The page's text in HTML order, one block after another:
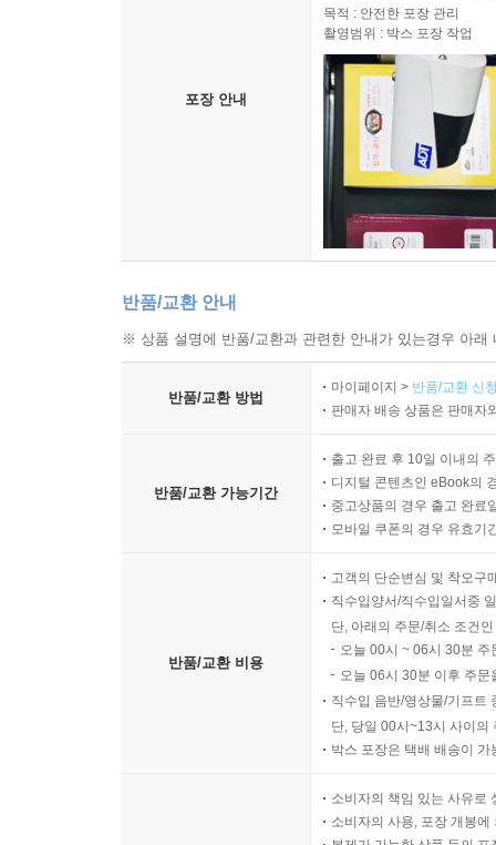
포장 안내
목적 : 안전한 포장 관리
촬영범위 : 박스 포장 작업
반품/교환 안내
※ 상품 설명에 반품/교환과 관련한 안내가 있는경우 아
반품/교환 방법
마이페이지 > 반품/교환 신
판매자 배송 상품은 판매자
반품/교환 가능기간
출고 완료 후 10일 이내의
디지털 콘텐츠인 eBook의
중고상품의 경우 출고 완료
모바일 쿠폰의 경우 유효기
반품/교환 비용
고객의 단순변심 및 착오구
직수입양서/직수입일서중
단, 아래의 주문/취소 조건
오늘 00시 ~ 06시 30분
오늘 06시 30분 이후 주
직수입 음반/영상물/기프트
단, 당일 00시~13시 사이의
박스 포장은 택배 배송이
소비자의 책임 있는 사유로
소비자의 사용, 포장 개봉